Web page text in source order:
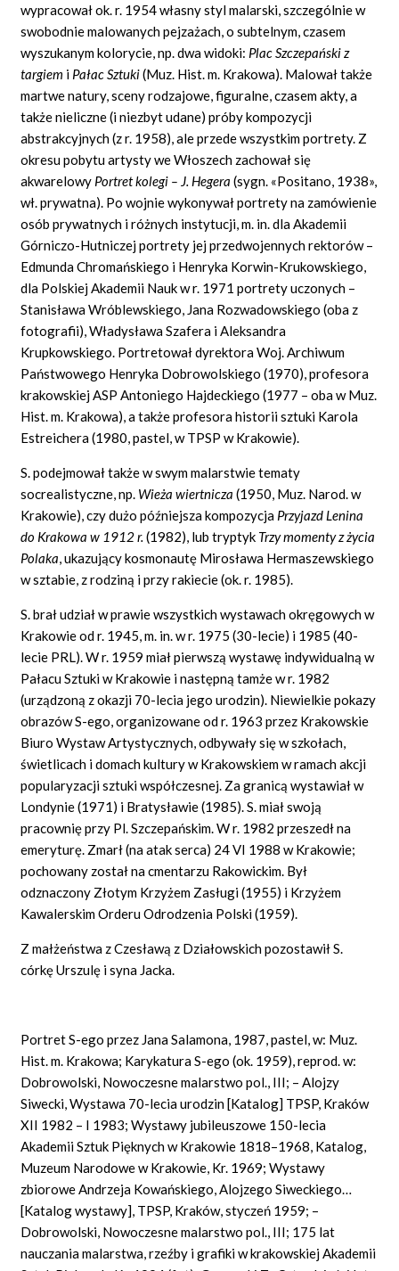
wypracował ok. r. 1954 własny styl malarski, szczególnie w
swobodnie malowanych pejzażach, o subtelnym, czasem
wyszukanym kolorycie, np. dwa widoki: Plac Szczepański z
targiem i Pałac Sztuki(Muz. Hist. m. Krakowa). Malował także
martwe natury, sceny rodzajowe, figuralne, czasem akty, a
także nieliczne (i niezbyt udane) próby kompozycji
abstrakcyjnych (z r. 1958), ale przede wszystkim portrety. Z
okresu pobytu artysty we Włoszech zachował się
akwarelowy Portret kolegi – J. Hegera(sygn. «Positano, 1938»,
wł. prywatna). Po wojnie wykonywał portrety na zamówienie
osób prywatnych i różnych instytucji, m. in. dla Akademii
Górniczo-Hutniczej portrety jej przedwojennych rektorów –
Edmunda Chromańskiego i Henryka Korwin-Krukowskiego,
dla Polskiej Akademii Nauk w r. 1971 portrety uczonych –
Stanisława Wróblewskiego, Jana Rozwadowskiego (oba z
fotografii), Władysława Szafera i Aleksandra
Krupkowskiego. Portretował dyrektora Woj. Archiwum
Państwowego Henryka Dobrowolskiego (1970), profesora
krakowskiej ASP Antoniego Hajdeckiego (1977 – oba w Muz.
Hist. m. Krakowa), a także profesora historii sztuki Karola
Estreichera (1980, pastel, w TPSP w Krakowie).
S. podejmował także w swym malarstwie tematy
socrealistyczne, np. Wieża wiertnicza(1950, Muz. Narod. w
Krakowie), czy dużo późniejsza kompozycja Przyjazd Lenina
do Krakowa w 1912 r.(1982), lub tryptyk Trzy momenty z życia
Polaka,ukazujący kosmonautę Mirosława Hermaszewskiego
w sztabie, z rodziną i przy rakiecie (ok. r. 1985).
S. brał udział w prawie wszystkich wystawach okręgowych w
Krakowie od r. 1945, m. in. w r. 1975 (30-lecie) i 1985 (40-
lecie PRL). W r. 1959 miał pierwszą wystawę indywidualną w
Pałacu Sztuki w Krakowie i następną tamże w r. 1982
(urządzoną z okazji 70-lecia jego urodzin). Niewielkie pokazy
obrazów S-ego, organizowane od r. 1963 przez Krakowskie
Biuro Wystaw Artystycznych, odbywały się w szkołach,
świetlicach i domach kultury w Krakowskiem w ramach akcji
popularyzacji sztuki współczesnej. Za granicą wystawiał w
Londynie (1971) i Bratysławie (1985). S. miał swoją
pracownię przy Pl. Szczepańskim. W r. 1982 przeszedł na
emeryturę. Zmarł (na atak serca) 24 VI 1988 w Krakowie;
pochowany został na cmentarzu Rakowickim. Był
odznaczony Złotym Krzyżem Zasługi (1955) i Krzyżem
Kawalerskim Orderu Odrodzenia Polski (1959).
Z małżeństwa z Czesławą z Działowskich pozostawił S.
córkę Urszulę i syna Jacka.
Portret S-ego przez Jana Salamona, 1987, pastel, w: Muz.
Hist. m. Krakowa; Karykatura S-ego (ok. 1959), reprod. w:
Dobrowolski, Nowoczesne malarstwo pol., III; – Alojzy
Siwecki, Wystawa 70-lecia urodzin [Katalog] TPSP, Kraków
XII 1982 – I 1983; Wystawy jubileuszowe 150-lecia
Akademii Sztuk Pięknych w Krakowie 1818–1968, Katalog,
Muzeum Narodowe w Krakowie, Kr. 1969; Wystawy
zbiorowe Andrzeja Kowańskiego, Alojzego Siweckiego…
[Katalog wystawy], TPSP, Kraków, styczeń 1959; –
Dobrowolski, Nowoczesne malarstwo pol., III; 175 lat
nauczania malarstwa, rzeźby i grafiki w krakowskiej Akademii